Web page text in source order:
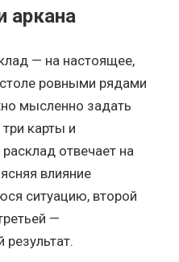
аркана
— на настоящее,
ровными рядами
мысленно задать
карты и
отвечает на
влияние
ситуацию, второй
—